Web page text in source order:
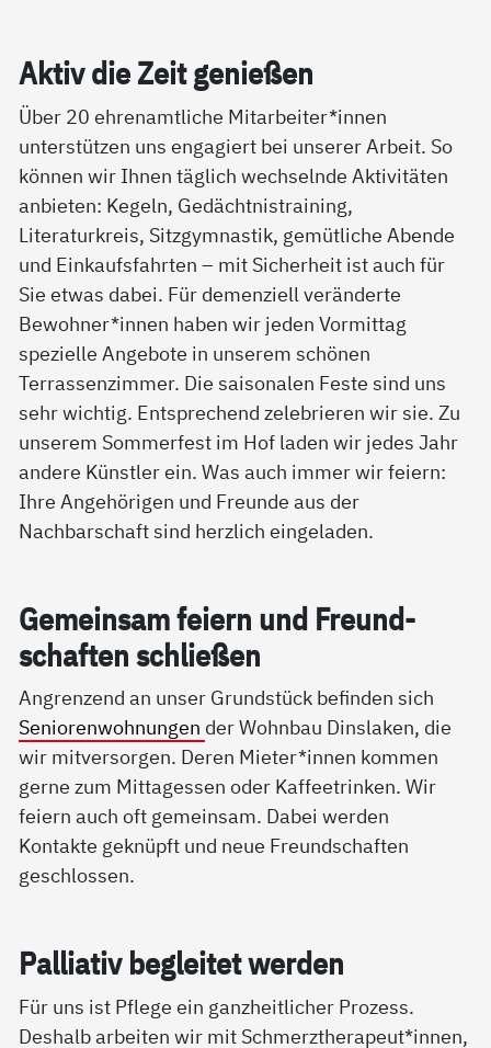
Ak­tiv die Zeit ge­nie­ßen
Über 20 ehrenamtliche Mitarbeiter*innen
unterstützen uns engagiert bei unserer Arbeit. So
können wir Ihnen täglich wechselnde Aktivitäten
anbieten: Kegeln, Gedächtnistraining,
Literaturkreis, Sitzgymnastik, gemütliche Abende
und Einkaufsfahrten – mit Sicherheit ist auch für
Sie etwas dabei. Für demenziell veränderte
Bewohner*innen haben wir jeden Vormittag
spezielle Angebote in unserem schönen
Terrassenzimmer. Die saisonalen Feste sind uns
sehr wichtig. Entsprechend zelebrieren wir sie. Zu
unserem Sommerfest im Hof laden wir jedes Jahr
andere Künstler ein. Was auch immer wir feiern:
Ihre Angehörigen und Freunde aus der
Nachbarschaft sind herzlich eingeladen.
Ge­mein­sam fei­ern und Freund­
schaf­ten sch­lie­ßen
Angrenzend an unser Grundstück befinden sich
Seniorenwohnungen der Wohnbau Dinslaken, die
wir mitversorgen. Deren Mieter*innen kommen
gerne zum Mittagessen oder Kaffeetrinken. Wir
feiern auch oft gemeinsam. Dabei werden
Kontakte geknüpft und neue Freundschaften
geschlossen.
Pal­lia­tiv be­g­lei­tet wer­den
Für uns ist Pflege ein ganzheitlicher Prozess.
Deshalb arbeiten wir mit Schmerztherapeut*innen,